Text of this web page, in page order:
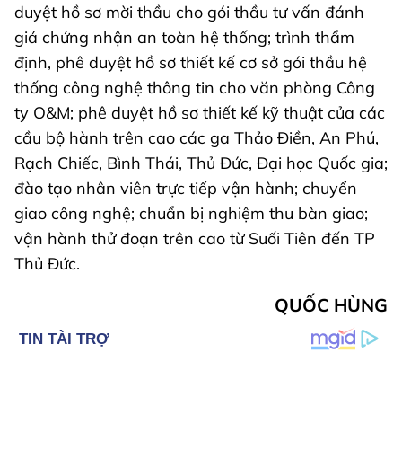
duyệt hồ sơ mời thầu cho gói thầu tư vấn đánh
giá chứng nhận an toàn hệ thống; trình thẩm
định, phê duyệt hồ sơ thiết kế cơ sở gói thầu hệ
thống công nghệ thông tin cho văn phòng Công
ty O&M; phê duyệt hồ sơ thiết kế kỹ thuật của các
cầu bộ hành trên cao các ga Thảo Điền, An Phú,
Rạch Chiếc, Bình Thái, Thủ Đức, Đại học Quốc gia;
đào tạo nhân viên trực tiếp vận hành; chuyển
giao công nghệ; chuẩn bị nghiệm thu bàn giao;
vận hành thử đoạn trên cao từ Suối Tiên đến TP
Thủ Đức.
QUỐC HÙNG